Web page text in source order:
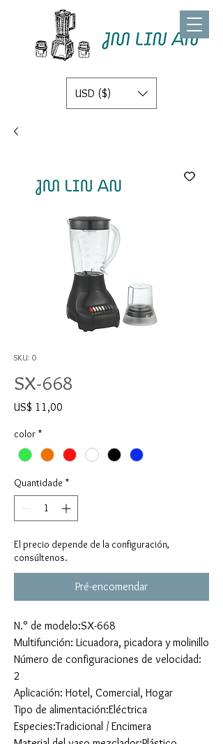
USD ($)
SKU: 0
SX-668
US$ 11,00
color *
Quantidade *
El precio depende de la configuración,
consúltenos.
Pré-encomendar
N.° de modelo:SX-668
Multifunción: Licuadora, picadora y molinillo
Número de configuraciones de velocidad:
2
Aplicación: Hotel, Comercial, Hogar
Tipo de alimentación:Eléctrica
Especies:Tradicional / Encimera